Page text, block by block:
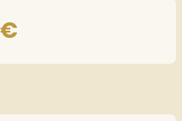
€